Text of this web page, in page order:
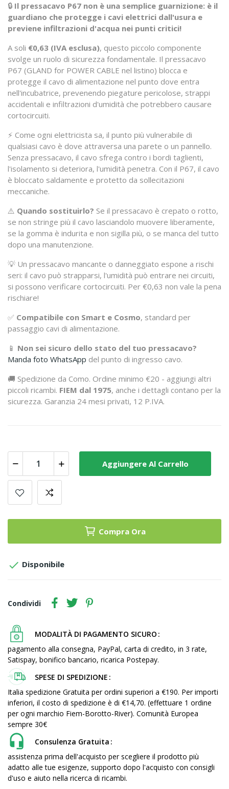
🔒 Il pressacavo P67 non è una semplice guarnizione: è il
guardiano che protegge i cavi elettrici dall'usura e
previene infiltrazioni d'acqua nei punti critici!
A soli €0,63 (IVA esclusa), questo piccolo componente
svolge un ruolo di sicurezza fondamentale. Il pressacavo
P67 (GLAND for POWER CABLE nel listino) blocca e
protegge il cavo di alimentazione nel punto dove entra
nell'incubatrice, prevenendo piegature pericolose, strappi
accidentali e infiltrazioni d'umidità che potrebbero causare
cortocircuiti.
⚡ Come ogni elettricista sa, il punto più vulnerabile di
qualsiasi cavo è dove attraversa una parete o un pannello.
Senza pressacavo, il cavo sfrega contro i bordi taglienti,
l'isolamento si deteriora, l'umidità penetra. Con il P67, il cavo
è bloccato saldamente e protetto da sollecitazioni
meccaniche.
⚠️ Quando sostituirlo? Se il pressacavo è crepato o rotto,
se non stringe più il cavo lasciandolo muovere liberamente,
se la gomma è indurita e non sigilla più, o se manca del tutto
dopo una manutenzione.
💡 Un pressacavo mancante o danneggiato espone a rischi
seri: il cavo può strapparsi, l'umidità può entrare nei circuiti,
si possono verificare cortocircuiti. Per €0,63 non vale la pena
rischiare!
✅ Compatibile con Smart e Cosmo, standard per
passaggio cavi di alimentazione.
📱 Non sei sicuro dello stato del tuo pressacavo?
Manda foto WhatsApp del punto di ingresso cavo.
🚚 Spedizione da Como. Ordine minimo €20 - aggiungi altri
piccoli ricambi. FIEM dal 1975, anche i dettagli contano per la
sicurezza. Garanzia 24 mesi privati, 12 P.IVA.
Aggiungere Al Carrello
Compra Ora
 Disponibile
Condividi
MODALITÀ DI PAGAMENTO SICURO
pagamento alla consegna, PayPal, carta di credito, in 3 rate,
Satispay, bonifico bancario, ricarica Postepay.
SPESE DI SPEDIZIONE
Italia spedizione Gratuita per ordini superiori a €190. Per importi
inferiori, il costo di spedizione è di €14,70. (effettuare 1 ordine
per ogni marchio Fiem-Borotto-River). Comunità Europea
sempre 30€
Consulenza Gratuita
assistenza prima dell'acquisto per scegliere il prodotto più
adatto alle tue esigenze, supporto dopo l'acquisto con consigli
d'uso e aiuto nella ricerca di ricambi.